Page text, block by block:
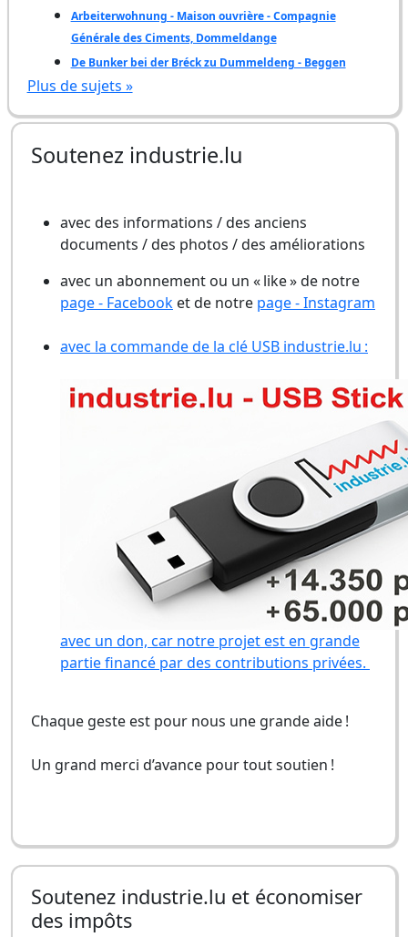
Arbeiterwohnung - Maison ouvrière - Compagnie
Générale des Ciments, Dommeldange
De Bunker bei der Bréck zu Dummeldeng - Beggen
Plus de sujets »
Soutenez industrie.lu
avec des informations / des anciens
documents / des photos / des améliorations
avec un abonnement ou un « like » de notre
page - Facebook et de notre page - Instagram
avec la commande de la clé USB industrie.lu :
avec un don, car notre projet est en grande
partie financé par des contributions privées.
Chaque geste est pour nous une grande aide !
Un grand merci d’avance pour tout soutien !
Soutenez industrie.lu et économiser
des impôts